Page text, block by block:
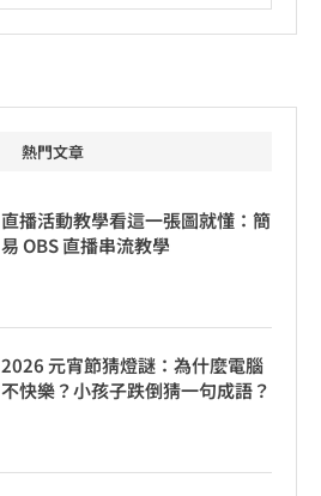
熱門文章
直播活動教學看這一張圖就懂：簡
易 OBS 直播串流教學
2026 元宵節猜燈謎：為什麼電腦
不快樂？小孩子跌倒猜一句成語？